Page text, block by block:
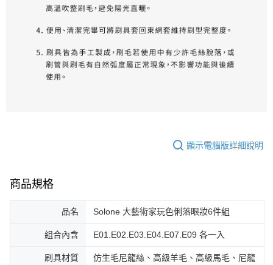
顯示電腦版詳細說明
商品規格
品名 Solone 大藝術家玩色俐落眼妝6件組
組合內含 E01.E02.E03.E04.E07.E09 各一入
刷具材質
仿生毛尼龍絲、高級羊毛、高級馬毛、尼龍